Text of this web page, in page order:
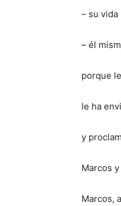
– su
– él
porque
le ha
y
Marcos
Marcos,